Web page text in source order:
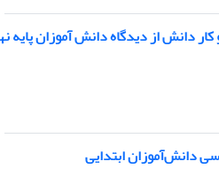
دانش از دیدگاه دانش آموزان پایه
دانش‌آموزان ابتدایی